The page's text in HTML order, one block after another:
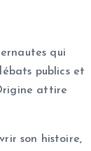
qui
publics et
attire
son histoire,